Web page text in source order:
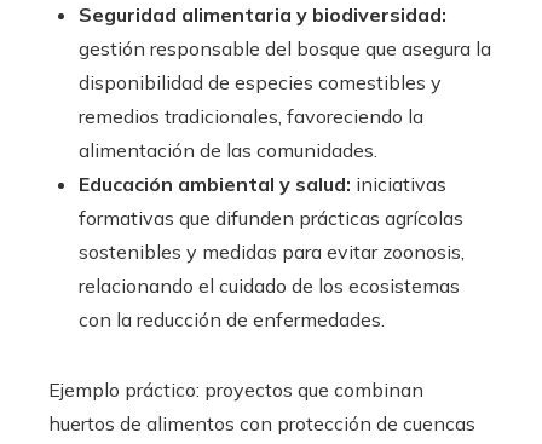
Seguridad alimentaria y biodiversidad:
gestión responsable del bosque que asegura la
disponibilidad de especies comestibles y
remedios tradicionales, favoreciendo la
alimentación de las comunidades.
Educación ambiental y salud: iniciativas
formativas que difunden prácticas agrícolas
sostenibles y medidas para evitar zoonosis,
relacionando el cuidado de los ecosistemas
con la reducción de enfermedades.
Ejemplo práctico: proyectos que combinan
huertos de alimentos con protección de cuencas